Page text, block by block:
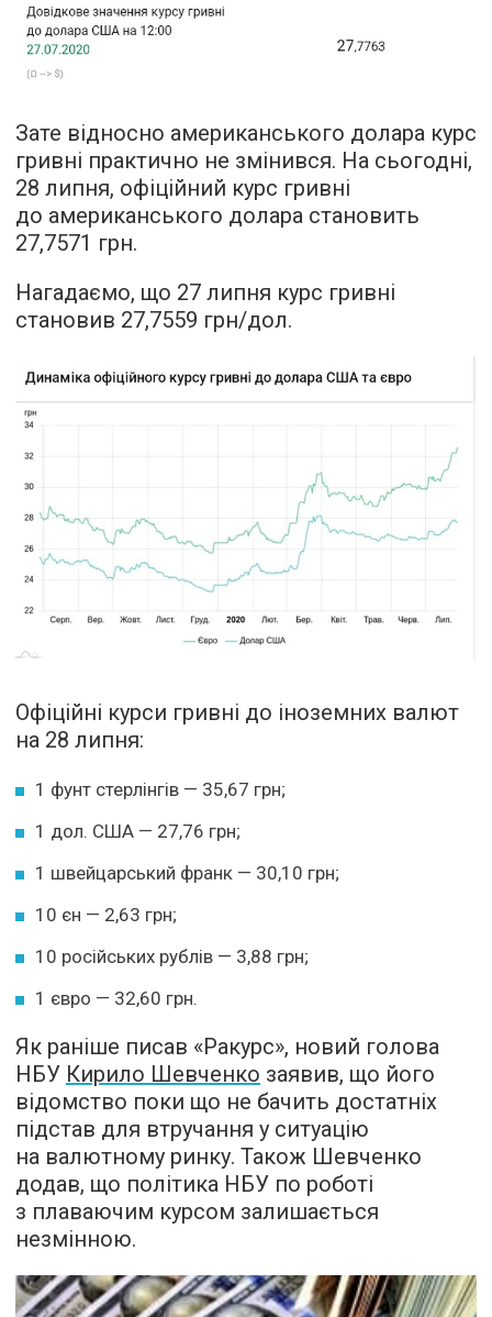
Зате відносно американського долара курс
гривні практично не змінився. На сьогодні,
28 липня, офіційний курс гривні
до американського долара становить
27,7571 грн.
Нагадаємо, що 27 липня курс гривні
становив 27,7559 грн/дол.
Офіційні курси гривні до іноземних валют
на 28 липня:
1 фунт стерлінгів — 35,67 грн;
1 дол. США — 27,76 грн;
1 швейцарський франк — 30,10 грн;
10 єн — 2,63 грн;
10 російських рублів — 3,88 грн;
1 євро — 32,60 грн.
Як раніше писав «Ракурс», новий голова
НБУ Кирило Шевченко заявив, що його
відомство поки що не бачить достатніх
підстав для втручання у ситуацію
на валютному ринку. Також Шевченко
додав, що політика НБУ по роботі
з плаваючим курсом залишається
незмінною.